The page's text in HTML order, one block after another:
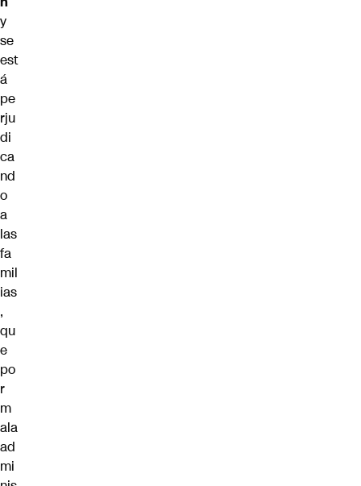
y
se
est
á
pe
rju
di
ca
nd
o
a
las
fa
mil
ias
,
qu
e
po
r
m
ala
ad
mi